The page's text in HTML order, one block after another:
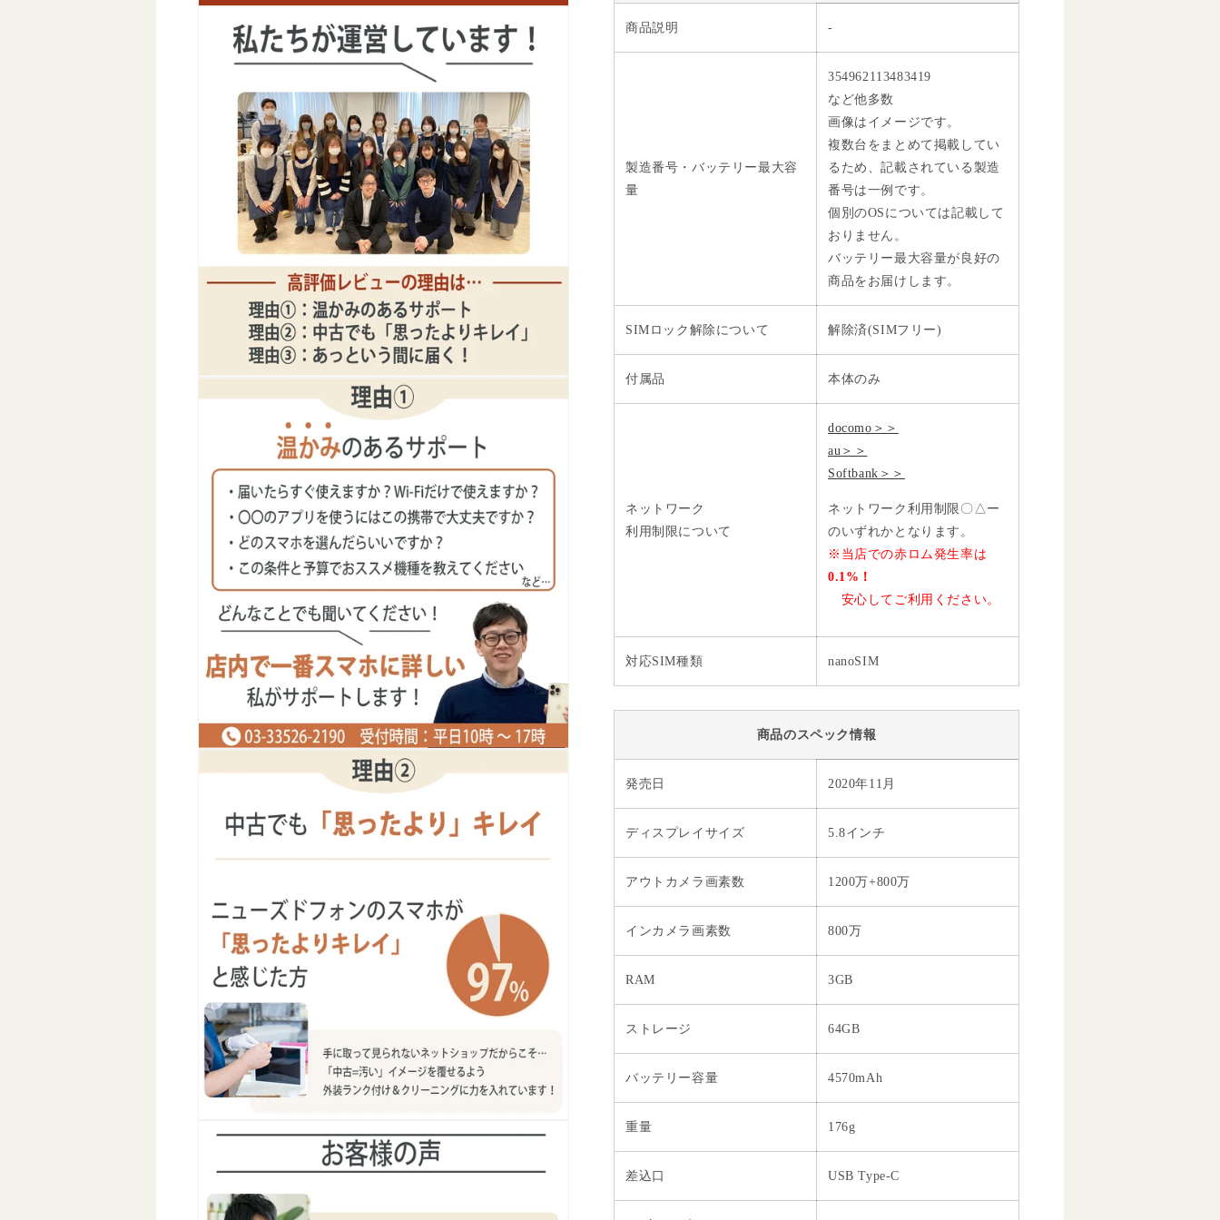
減
商品説明 -
製造番号・バッテリー最大容
量
354962113483419
など他多数
画像はイメージです。
複数台をまとめて掲載してい
るため、記載されている製造
番号は一例です。
個別のOSについては記載して
おりません。
バッテリー最大容量が良好の
商品をお届けします。
SIMロック解除について 解除済(SIMフリー)
付属品 本体のみ
ネットワーク
利用制限について
docomo＞＞
au＞＞
Softbank＞＞
ネットワーク利用制限〇△ー
のいずれかとなります。
※当店での赤ロム発生率は
0.1%！
安心してご利用ください。
対応SIM種類 nanoSIM
商品のスペック情報
発売日 2020年11月
ディスプレイサイズ 5.8インチ
アウトカメラ画素数 1200万+800万
インカメラ画素数 800万
RAM 3GB
ストレージ 64GB
バッテリー容量 4570mAh
重量 176g
差込口 USB Type-C